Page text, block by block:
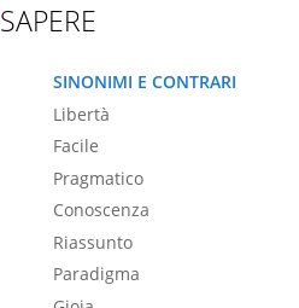
SAPERE
SINONIMI E CONTRARI
Libertà
Facile
Pragmatico
Conoscenza
Riassunto
Paradigma